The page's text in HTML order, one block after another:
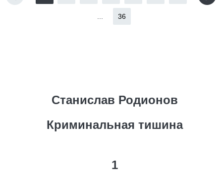
36
Станислав Родионов
Криминальная тишина
1